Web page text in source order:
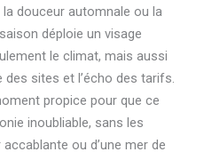
douceur automnale ou la
déploie un visage
le climat, mais aussi
des sites et l’écho des tarifs.
propice pour que ce
inoubliable, sans les
ou d’une mer de